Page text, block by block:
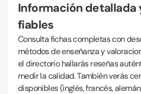
Información detallada
fiables
Consulta fichas completas con
métodos de enseñanza y
el directorio hallarás reseñas
medir la calidad. También verás
disponibles (inglés, francés,